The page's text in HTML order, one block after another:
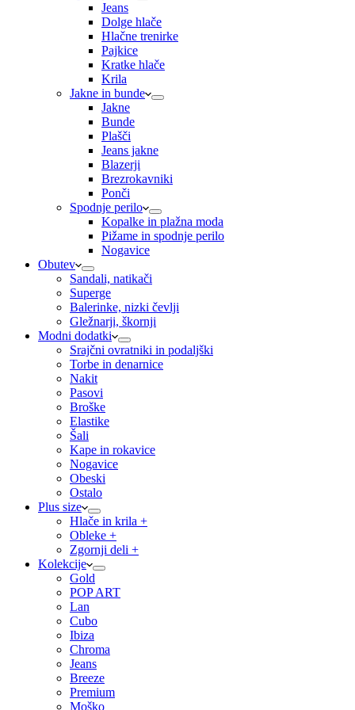
Jeans
Dolge hlače
Hlačne trenirke
Pajkice
Kratke hlače
Krila
Jakne in bunde
Jakne
Bunde
Plašči
Jeans jakne
Blazerji
Brezrokavniki
Ponči
Spodnje perilo
Kopalke in plažna moda
Pižame in spodnje perilo
Nogavice
Obutev
Sandali, natikači
Superge
Balerinke, nizki čevlji
Gležnarji, škornji
Modni dodatki
Srajčni ovratniki in podaljški
Torbe in denarnice
Nakit
Pasovi
Broške
Elastike
Šali
Kape in rokavice
Nogavice
Obeski
Ostalo
Plus size
Hlače in krila +
Obleke +
Zgornji deli +
Kolekcije
Gold
POP ART
Lan
Cubo
Ibiza
Chroma
Jeans
Breeze
Premium
Moško